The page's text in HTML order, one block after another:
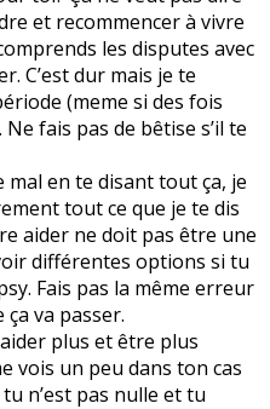
et recommencer à vivre
les disputes avec
C’est dur mais je te
(meme si des fois
fais pas de bêtise s’il te
mal en te disant tout ça, je
tout ce que je te dis
aider ne doit pas être une
différentes options si tu
Fais pas la même erreur
va passer.
plus et être plus
vois un peu dans ton cas
n’est pas nulle et tu